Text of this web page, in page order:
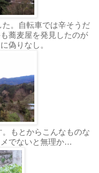
。自転車では辛そうだ
蕎麦屋を発見したのが
偽りなし。
もとからこんなものな
でないと無理か…